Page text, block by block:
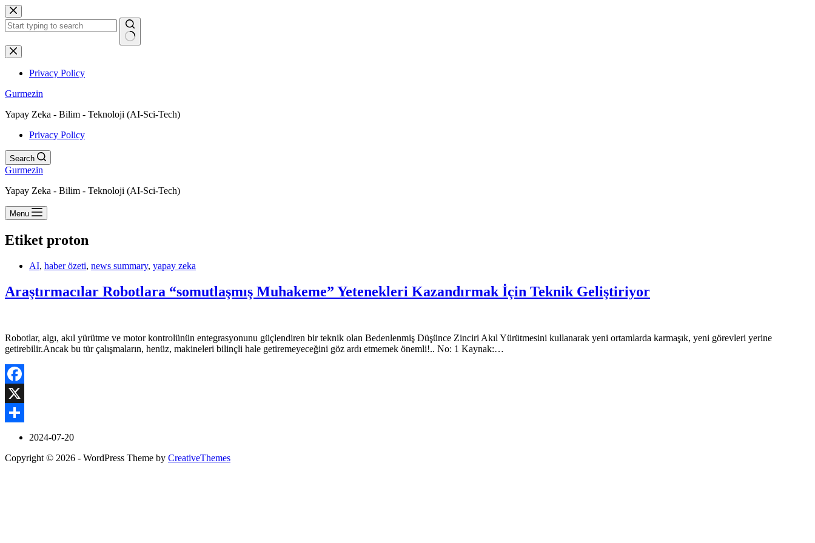
Skip
to
content
No
results
Privacy Policy
Gurmezin
Yapay Zeka - Bilim - Teknoloji (AI-Sci-Tech)
Privacy Policy
Search
Gurmezin
Yapay Zeka - Bilim - Teknoloji (AI-Sci-Tech)
Menu
Etiket proton
AI, haber özeti, news summary, yapay zeka
Araştırmacılar Robotlara “somutlaşmış Muhakeme” Yetenekleri Kazandırmak İçin Teknik Geliştiriyor
Robotlar, algı, akıl yürütme ve motor kontrolünün entegrasyonunu güçlendiren bir teknik olan Bedenlenmiş Düşünce Zinciri Akıl Yürütmesini kullanarak yeni ortamlarda karmaşık, yeni görevleri yerine
getirebilir.Ancak bu tür çalışmaların, henüz, makineleri bilinçli hale getiremeyeceğini göz ardı etmemek önemli!.. No: 1 Kaynak:…
Facebook
X
2024-07-20
Copyright © 2026 - WordPress Theme by CreativeThemes